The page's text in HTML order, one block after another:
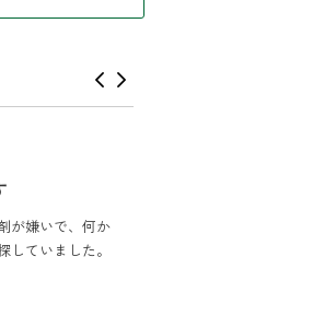
りも強くなく大
が早い...